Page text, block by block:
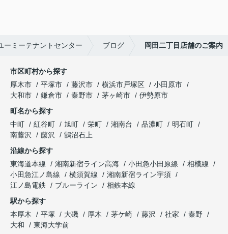
ーミーテナントセンター ブログ 岡田二丁目店舗のご案内
市区町村から探す
厚木市
平塚市 藤沢市 横浜市戸塚区
小田原市
大和市
鎌倉市 秦野市 茅ヶ崎市
伊勢原市
町名から探す
中町
紅谷町 旭町 栄町 湘南台 品濃町
明石町
南藤沢
藤沢
鵠沼石上
沿線から探す
東海道本線
湘南新宿ライン高海 小田急小田原線
相模線
小田急江ノ島線
横須賀線
湘南新宿ライン宇須
江ノ島電鉄
ブルーライン
相鉄本線
駅から探す
本厚木
平塚 大磯 厚木 茅ケ崎 藤沢 社家
秦野
大和
東海大学前